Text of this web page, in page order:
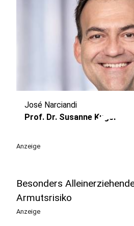
play_circle
José Narciandi
Prof. Dr. Susanne Kuger
Anzeige
Besonders
Armutsrisiko
Anzeige